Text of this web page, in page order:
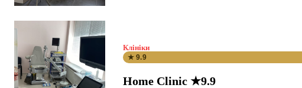
Клініки
★ 9.9
Home Clinic ★9.9